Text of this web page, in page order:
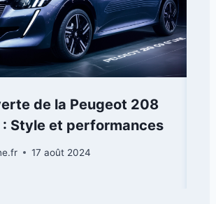
de la Peugeot 208
: Style et performances
17 août 2024